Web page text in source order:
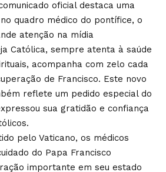
oficial destaca uma
quadro médico do pontífice, o
atenção na mídia
Católica, sempre atenta à saúde
acompanha com zelo cada
de Francisco. Este novo
reflete um pedido especial do
sua gratidão e confiança
pelo Vaticano, os médicos
do Papa Francisco
importante em seu estado